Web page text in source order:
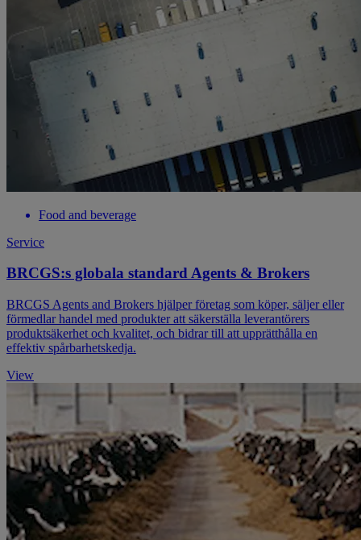
Food and beverage
Service
BRCGS:s globala standard Agents & Brokers
BRCGS Agents and Brokers hjälper företag som köper, säljer eller
förmedlar handel med produkter att säkerställa leverantörers
produktsäkerhet och kvalitet, och bidrar till att upprätthålla en
effektiv spårbarhetskedja.
View